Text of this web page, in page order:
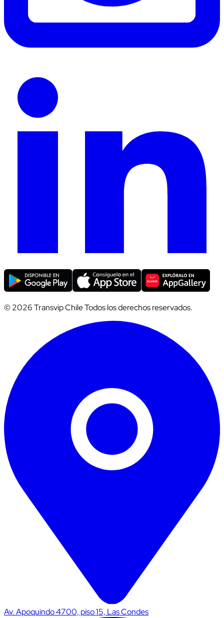
© 2026 Transvip Chile Todos los derechos reservados.
Av. Apoquindo 4700, piso 15, Las Condes